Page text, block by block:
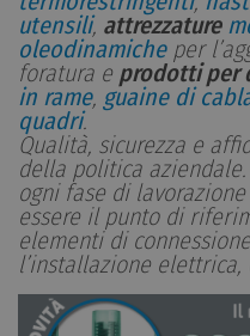
utensili, attrezzature
oleodinamicheper
foratura e prodotti per
in rame, guaine di
quadri.
Qualità, sicurezza e
della politica
ogni fase di
essere il punto di
elementi di
l’installazione elettrica,